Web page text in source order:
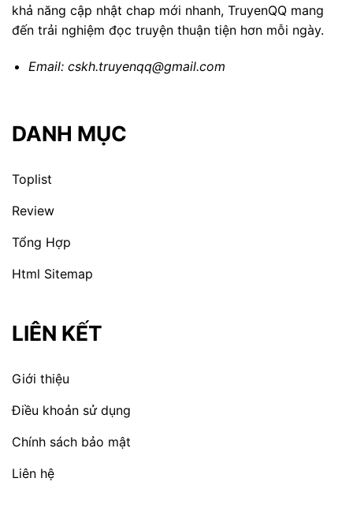
khả năng cập nhật chap mới nhanh, TruyenQQ mang
đến trải nghiệm đọc truyện thuận tiện hơn mỗi ngày.
Email: cskh.truyenqq@gmail.com
DANH MỤC
Toplist
Review
Tổng Hợp
Html Sitemap
LIÊN KẾT
Giới thiệu
Điều khoản sử dụng
Chính sách bảo mật
Liên hệ